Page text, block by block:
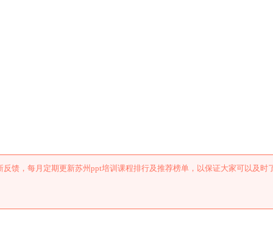
馈，每月定期更新苏州ppt培训课程排行及推荐榜单，以保证大家可以及时